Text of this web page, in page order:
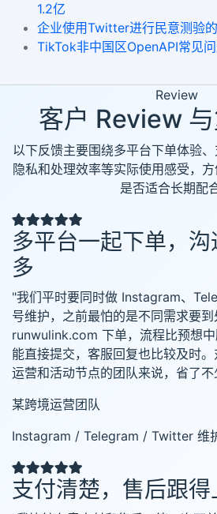
1.2亿
企业使用Twitter进行民意测验
TikTok非中国区OpenAPI常见
Review
客户 Review
以下反馈主要围绕多平台下单体验
隐私和处理效率等实际使用感受，
是否适合长期配合
多平台一起下单，
多
"我们平时要同时做 Instagram、
号维护，之前最怕的是不同需求要
runwulink.com 下单，流程比预想
能直接提交，客服回复也比较及时
运营和活动节点的团队来说，省了
某跨境运营团队
Instagram / Telegram / Twitter 维
支付清楚，售后跟